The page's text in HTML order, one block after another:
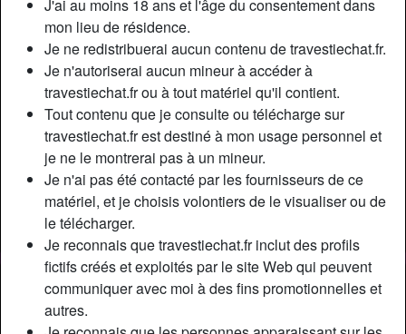
J'ai au moins 18 ans et l'âge du consentement dans
mon lieu de résidence.
Je ne redistribuerai aucun contenu de travestiechat.fr.
Je n'autoriserai aucun mineur à accéder à
travestiechat.fr ou à tout matériel qu'il contient.
Tout contenu que je consulte ou télécharge sur
travestiechat.fr est destiné à mon usage personnel et
je ne le montrerai pas à un mineur.
Je n'ai pas été contacté par les fournisseurs de ce
matériel, et je choisis volontiers de le visualiser ou de
le télécharger.
Je reconnais que travestiechat.fr inclut des profils
fictifs créés et exploités par le site Web qui peuvent
communiquer avec moi à des fins promotionnelles et
autres.
Nickname:
Tatanna77
Âge: